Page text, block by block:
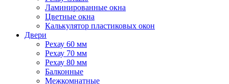
Ламинированные окна
Цветные окна
Калькулятор пластиковых окон
Двери
Рехау 60 мм
Рехау 70 мм
Рехау 80 мм
Балконные
Межкомнатные